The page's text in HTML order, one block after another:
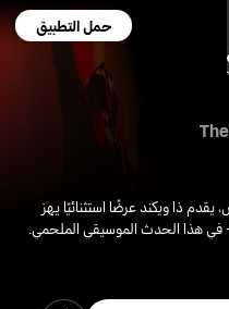
حمل التطبيق
ذا ويكند عرضًا استثنائيًا يهز
هذا الحدث الموسيقي الملحمي.